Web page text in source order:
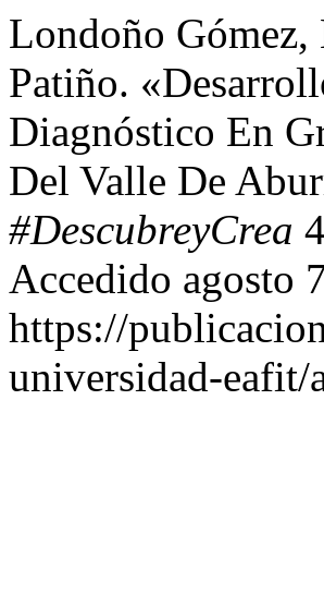
Londoño
Patiño.
Diagnóstico En
Del Valle De
#DescubreyCrea
Accedido agosto
https://
universidad-